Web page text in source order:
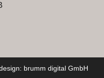
brumm digital GmbH